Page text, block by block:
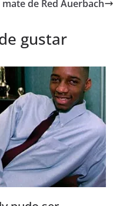
de Red Auerbach
gustar